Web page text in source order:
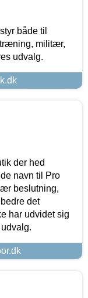
både til
træning, militær,
udvalg.
der hed
navn til Pro
beslutning,
det
har udvidet sig